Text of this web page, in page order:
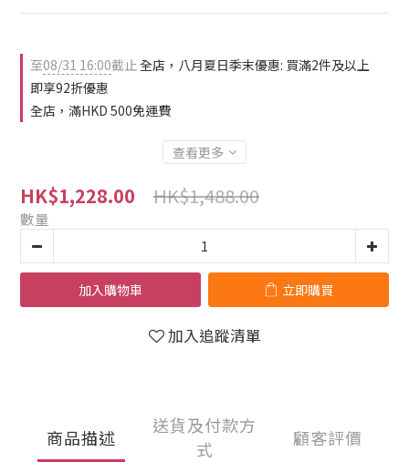
至08/31 16:00截止全店，八月夏日季末優惠: 買滿2件及以上
即享92折優惠
全店，滿HKD 500免運費
查看更多
HK$1,228.00 HK$1,488.00
數量
加入購物車 立即購買
加入追蹤清單
商品描述
送貨及付款方
式
顧客評價